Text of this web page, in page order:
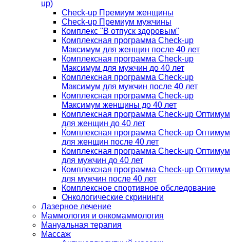
up)
Check-up Премиум женщины
Check-up Премиум мужчины
Комплекс "В отпуск здоровым"
Комплексная программа Check-up
Максимум для женщин после 40 лет
Комплексная программа Check-up
Максимум для мужчин до 40 лет
Комплексная программа Check-up
Максимум для мужчин после 40 лет
Комплексная программа Check-up
Максимум женщины до 40 лет
Комплексная программа Check-up Оптимум
для женщин до 40 лет
Комплексная программа Check-up Оптимум
для женщин после 40 лет
Комплексная программа Check-up Оптимум
для мужчин до 40 лет
Комплексная программа Check-up Оптимум
для мужчин после 40 лет
Комплексное спортивное обследование
Онкологические скрининги
Лазерное лечение
Маммология и онкомаммология
Мануальная терапия
Массаж